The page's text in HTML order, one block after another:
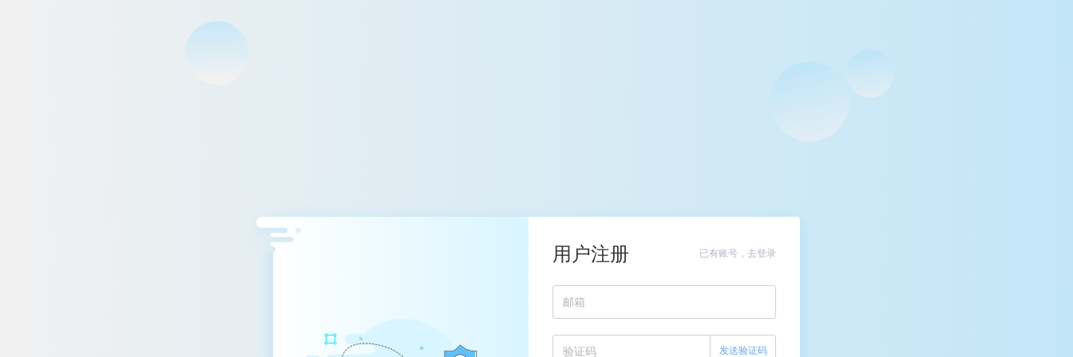
已有账号，去登录
用户注册
发送验证码